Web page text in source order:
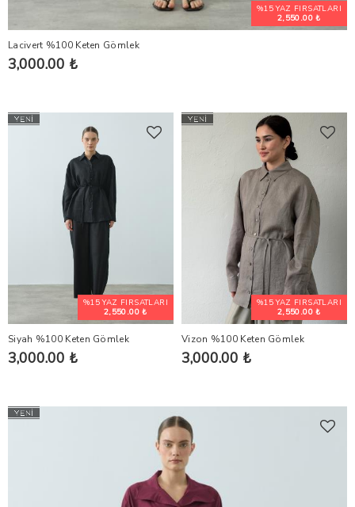
%15 YAZ FIRSATLARI
2,550.00 ₺
Lacivert %100 Keten Gömlek
3,000.00 ₺
%15 YAZ FIRSATLARI
2,550.00 ₺
Siyah %100 Keten Gömlek
3,000.00 ₺
%15 YAZ FIRSATLARI
2,550.00 ₺
Vizon %100 Keten Gömlek
3,000.00 ₺